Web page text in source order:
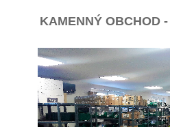
KAMENNÝ OBCHOD